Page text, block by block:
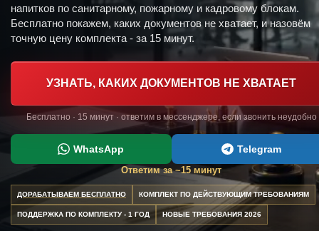
напитков по санитарному, пожарному и кадровому блокам.
Бесплатно покажем, каких документов не хватает, и назовём
точную цену комплекта - за 15 минут.
УЗНАТЬ, КАКИХ ДОКУМЕНТОВ НЕ ХВАТАЕТ
Бесплатно · 15 минут · ответим в мессенджере, если звонить неудобно
WhatsApp Telegram
Ответим за ~15 минут
ДОРАБАТЫВАЕМ БЕСПЛАТНО КОМПЛЕКТ ПО ДЕЙСТВУЮЩИМ ТРЕБОВАНИЯМ
ПОДДЕРЖКА ПО КОМПЛЕКТУ - 1 ГОД НОВЫЕ ТРЕБОВАНИЯ 2026